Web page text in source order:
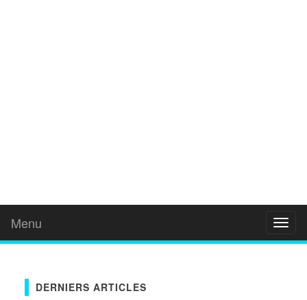
Menu
DERNIERS ARTICLES